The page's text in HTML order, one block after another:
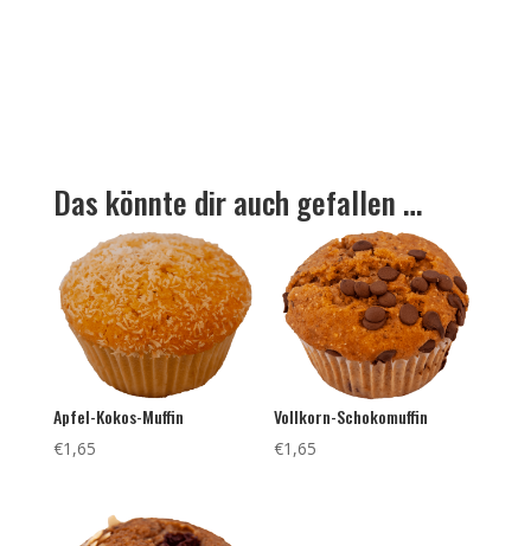
Das könnte dir auch gefallen …
Apfel-Kokos-Muffin
€1,65
Vollkorn-Schokomuffin
€1,65